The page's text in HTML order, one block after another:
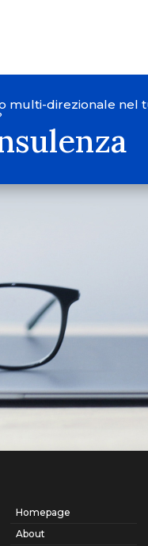
multi-direzionale nel
Homepage
About